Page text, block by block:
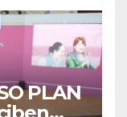
PLAN